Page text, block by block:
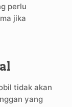
perlu
jika
tidak akan
yang